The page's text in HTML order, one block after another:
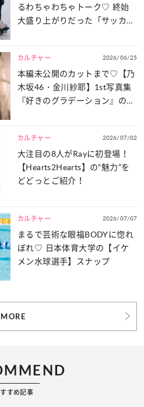
るわちゃわちゃトーク♡ 終始
大盛り上がりだった「サッカー
カルチャー 2026/06/25
本編未公開のカットまで♡【乃
木坂46・金川紗耶】1st写真集
『好きのグラデーション』の魅
カルチャー 2026/07/02
大注目の8人がRayに初登場！
【Hearts2Hearts】の“魅力”を
どどっとご紹介！
カルチャー 2026/07/07
まるで芸術な眼福BODYに惚れ
ぼれ♡ 日本体育大学の【イケ
メン水球選手】スナップ
MORE
すめ記事